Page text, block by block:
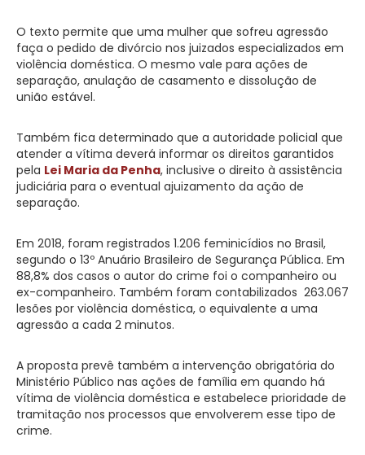
O texto permite que uma mulher que sofreu agressão
faça o pedido de divórcio nos juizados especializados em
violência doméstica. O mesmo vale para ações de
separação, anulação de casamento e dissolução de
união estável.
Também fica determinado que a autoridade policial que
atender a vítima deverá informar os direitos garantidos
pela Lei Maria da Penha, inclusive o direito à assistência
judiciária para o eventual ajuizamento da ação de
separação.
Em 2018, foram registrados 1.206 feminicídios no Brasil,
segundo o 13º Anuário Brasileiro de Segurança Pública. Em
88,8% dos casos o autor do crime foi o companheiro ou
ex-companheiro. Também foram contabilizados 263.067
lesões por violência doméstica, o equivalente a uma
agressão a cada 2 minutos.
A proposta prevê também a intervenção obrigatória do
Ministério Público nas ações de família em quando há
vítima de violência doméstica e estabelece prioridade de
tramitação nos processos que envolverem esse tipo de
crime.